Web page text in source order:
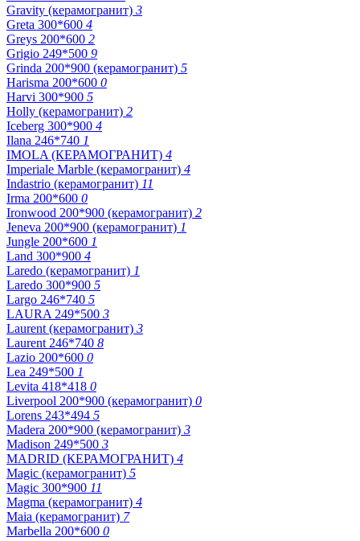
Gravity (керамогранит) 3
Greta 300*600 4
Greys 200*600 2
Grigio 249*500 9
Grinda 200*900 (керамогранит) 5
Harisma 200*600 0
Harvi 300*900 5
Holly (керамогранит) 2
Iceberg 300*900 4
Ilana 246*740 1
IMOLA (КЕРАМОГРАНИТ) 4
Imperiale Marble (керамогранит) 4
Indastrio (керамогранит) 11
Irma 200*600 0
Ironwood 200*900 (керамогранит) 2
Jeneva 200*900 (керамогранит) 1
Jungle 200*600 1
Land 300*900 4
Laredo (керамогранит) 1
Laredo 300*900 5
Largo 246*740 5
LAURA 249*500 3
Laurent (керамогранит) 3
Laurent 246*740 8
Lazio 200*600 0
Lea 249*500 1
Levita 418*418 0
Liverpool 200*900 (керамогранит) 0
Lorens 243*494 5
Madera 200*900 (керамогранит) 3
Madison 249*500 3
MADRID (КЕРАМОГРАНИТ) 4
Magic (керамогранит) 5
Magic 300*900 11
Magma (керамогранит) 4
Maia (керамогранит) 7
Marbella 200*600 0